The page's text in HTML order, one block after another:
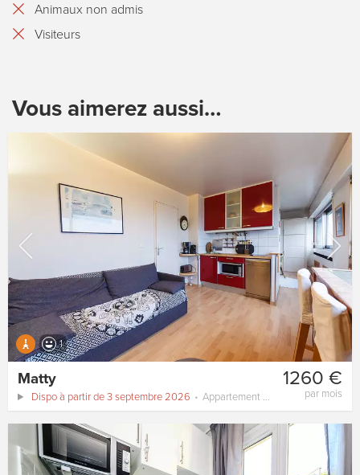
Animaux non admis
Visiteurs
Vous aimerez aussi…
1
1260 €
par mois
Matty
Dispo à partir de 3 septembre 2026 Appartement